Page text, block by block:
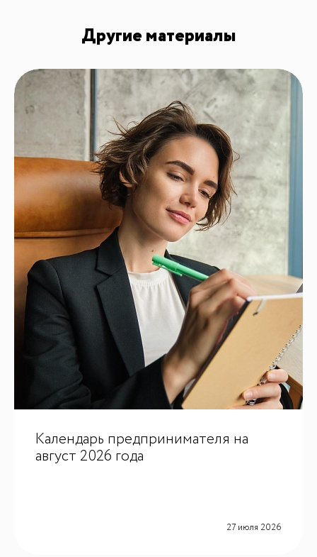
Другие материалы
Календарь предпринимателя на
август 2026 года
27 июля 2026
Маркетплейсы и регуляторика